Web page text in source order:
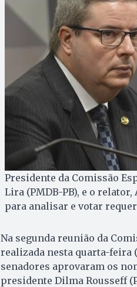
Presidente da Comissão
Lira (PMDB-PB), e o
para analisar e votar
Na segunda reunião da
realizada nesta quarta-feira
senadores aprovaram os
presidente Dilma Rousseff